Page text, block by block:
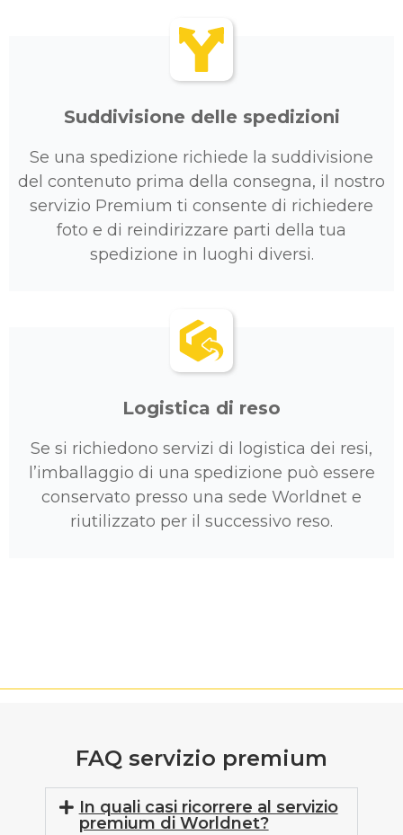
Suddivisione delle spedizioni
Se una spedizione richiede la suddivisione
del contenuto prima della consegna, il nostro
servizio Premium ti consente di richiedere
foto e di reindirizzare parti della tua
spedizione in luoghi diversi.
Logistica di reso
Se si richiedono servizi di logistica dei resi,
l’imballaggio di una spedizione può essere
conservato presso una sede Worldnet e
riutilizzato per il successivo reso.
FAQ servizio premium
In quali casi ricorrere al servizio
premium di Worldnet?